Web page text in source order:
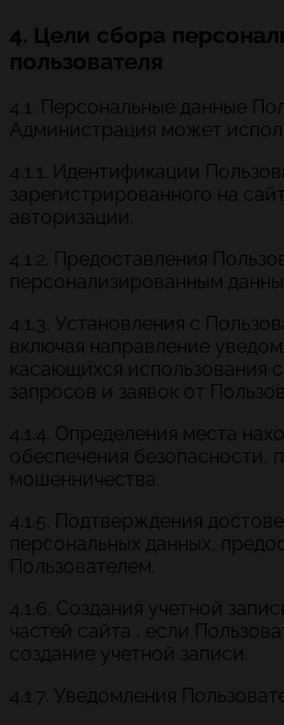
4. Цели сбора
пользователя
4.1. Персональные данные
Администрация может
4.1.1. Идентификации
зарегистрированного на
авторизации.
4.1.2. Предоставления
персонализированным
4.1.3. Установления с
включая направление
касающихся использования
запросов и заявок от
4.1.4. Определения места
обеспечения безопасности,
мошенничества.
4.1.5. Подтверждения
персональных данных,
Пользователем.
4.1.6. Создания учетной
частей сайта , если
создание учетной записи.
4.1.7. Уведомления